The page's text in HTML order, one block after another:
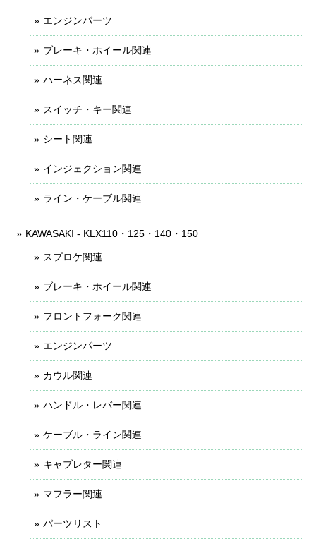
エンジンパーツ
ブレーキ・ホイール関連
ハーネス関連
スイッチ・キー関連
シート関連
インジェクション関連
ライン・ケーブル関連
KAWASAKI - KLX110・125・140・150
スプロケ関連
ブレーキ・ホイール関連
フロントフォーク関連
エンジンパーツ
カウル関連
ハンドル・レバー関連
ケーブル・ライン関連
キャブレター関連
マフラー関連
パーツリスト